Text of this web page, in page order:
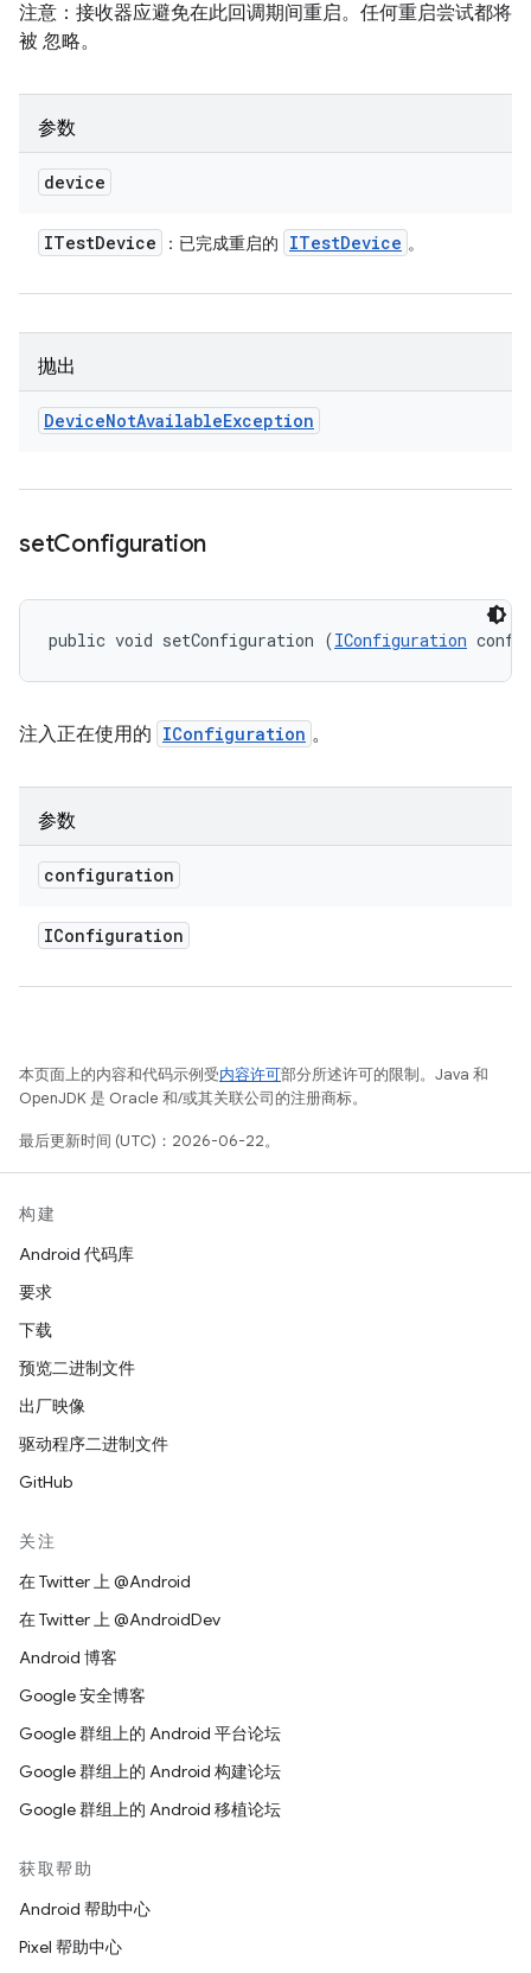
注意：接收器应避免在此回调期间重启。任何重启尝试都将
被 忽略。
参数
device
ITestDevice ：已完成重启的 ITestDevice 。
抛出
DeviceNotAvailableException
setConfiguration
public void setConfiguration (IConfiguration
注入正在使用的 IConfiguration 。
参数
configuration
IConfiguration
本页面上的内容和代码示例受内容许可部分所述许可的限制。Java 和
OpenJDK 是 Oracle 和/或其关联公司的注册商标。
最后更新时间 (UTC)：2026-06-22。
构建
Android 代码库
要求
下载
预览二进制文件
出厂映像
驱动程序二进制文件
GitHub
关注
在 Twitter 上 @Android
在 Twitter 上 @AndroidDev
Android 博客
Google 安全博客
Google 群组上的 Android 平台论坛
Google 群组上的 Android 构建论坛
Google 群组上的 Android 移植论坛
获取帮助
Android 帮助中心
Pixel 帮助中心